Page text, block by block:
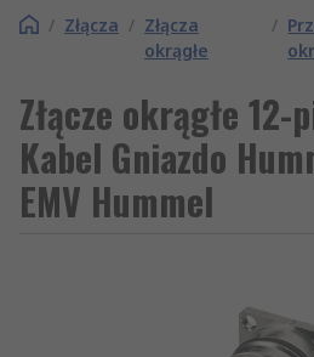
/ Złącza / Złącza
okrągłe
/
Złącze okrągłe 12-
Kabel Gniazdo
EMV Hummel